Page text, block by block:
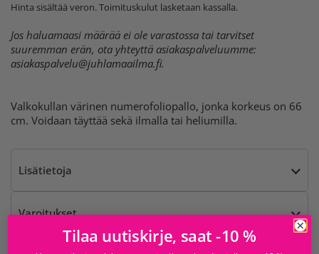
Hinta sisältää veron.Toimituskulut lasketaan kassalla.
Jos haluamaasi määrää ei ole varastossa tai tarvitset
suuremman erän, ota yhteyttä asiakaspalveluumme:
asiakaspalvelu@juhlamaailma.fi.
Valkokullan värinen numerofoliopallo, jonka korkeus on 66
cm. Voidaan täyttää sekä ilmalla tai heliumilla.
Lisätietoja
Varoitukset
Tilaa uutiskirje, saat -10 %